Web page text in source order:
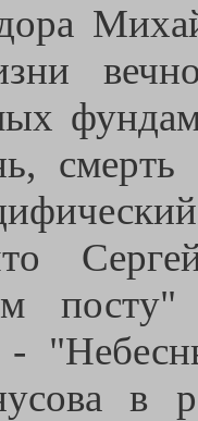
-
в